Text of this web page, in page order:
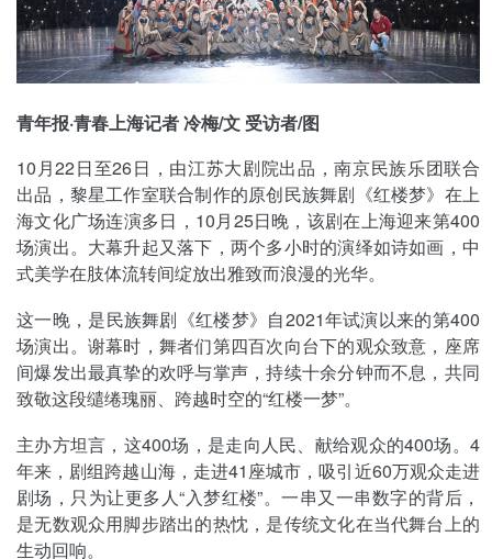
青年报·青春上海记者 冷梅/文 受访者/图
10月22日至26日，由江苏大剧院出品，南京民族乐团联合
出品，黎星工作室联合制作的原创民族舞剧《红楼梦》在上
海文化广场连演多日，10月25日晚，该剧在上海迎来第400
场演出。大幕升起又落下，两个多小时的演绎如诗如画，中
式美学在肢体流转间绽放出雅致而浪漫的光华。
这一晚，是民族舞剧《红楼梦》自2021年试演以来的第400
场演出。谢幕时，舞者们第四百次向台下的观众致意，座席
间爆发出最真挚的欢呼与掌声，持续十余分钟而不息，共同
致敬这段缱绻瑰丽、跨越时空的“红楼一梦”。
主办方坦言，这400场，是走向人民、献给观众的400场。4
年来，剧组跨越山海，走进41座城市，吸引近60万观众走进
剧场，只为让更多人“入梦红楼”。一串又一串数字的背后，
是无数观众用脚步踏出的热忱，是传统文化在当代舞台上的
生动回响。